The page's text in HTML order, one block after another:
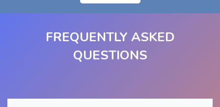
FREQUENTLY ASKED
QUESTIONS